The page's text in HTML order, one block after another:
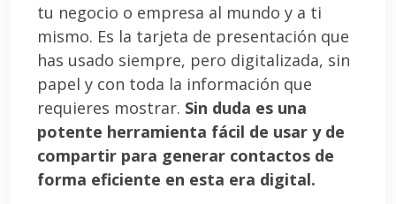
tu negocio o empresa al mundo y a ti
mismo. Es la tarjeta de presentación que
has usado siempre, pero digitalizada, sin
papel y con toda la información que
requieres mostrar. Sin duda es una
potente herramienta fácil de usar y de
compartir para generar contactos de
forma eficiente en esta era digital.